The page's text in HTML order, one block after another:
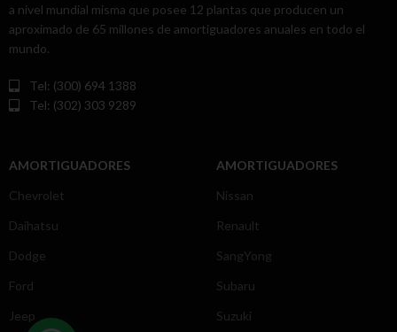
a nivel mundial misma que posee 12 plantas que producen un
aproximado de 65 millones de amortiguadores anuales en todo el
mundo.
Tel: (300) 694 1388
Tel: (302) 303 9289
AMORTIGUADORES
Chevrolet
Daihatsu
Dodge
Ford
Jeep
AMORTIGUADORES
Nissan
Renault
SangYong
Subaru
Suzuki